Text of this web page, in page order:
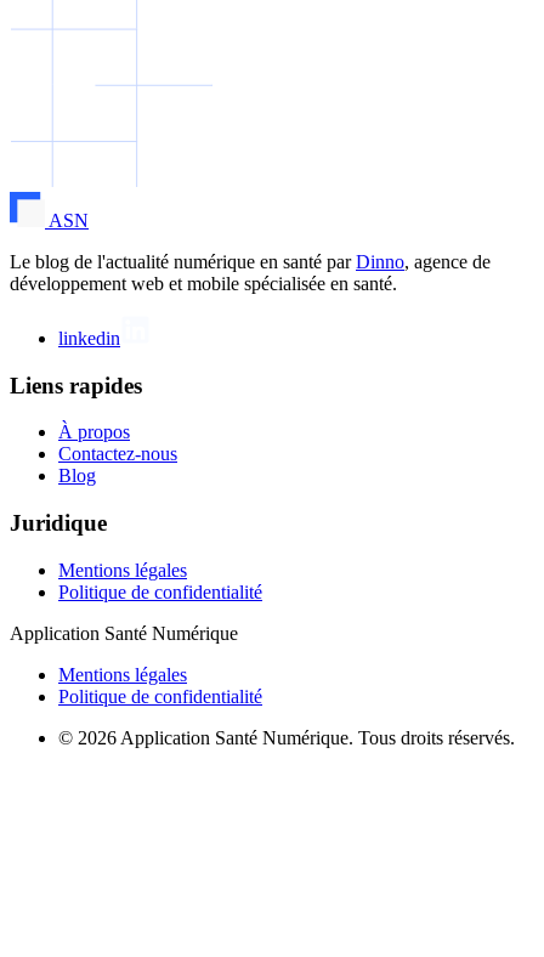
ASN
Le blog de l'actualité numérique en santé parDinno, agence de
développement web et mobile spécialisée en santé.
linkedin
Liens rapides
À propos
Contactez-nous
Blog
Juridique
Mentions légales
Politique de confidentialité
Application Santé Numérique
Mentions légales
Politique de confidentialité
© 2026 Application Santé Numérique. Tous droits réservés.